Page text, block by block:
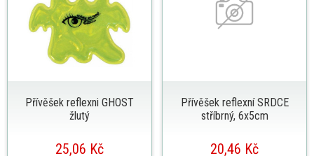
Přívěšek reflexni GHOST
žlutý
25,06 Kč
Přívěšek reflexní SRDCE
stříbrný, 6x5cm
20,46 Kč